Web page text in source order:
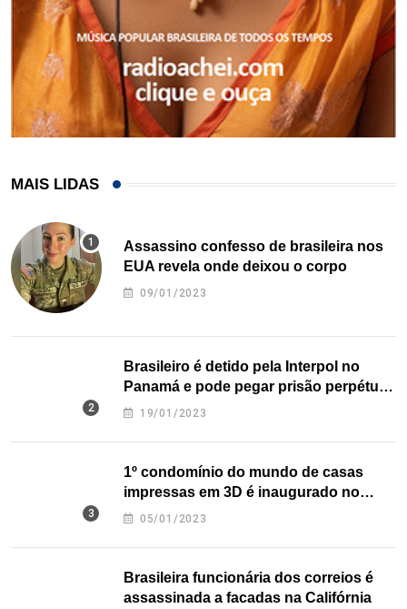
MAIS LIDAS
Assassino confesso de brasileira nos
EUA revela onde deixou o corpo
09/01/2023
Brasileiro é detido pela Interpol no
Panamá e pode pegar prisão perpétua
nos EUA
19/01/2023
1º condomínio do mundo de casas
impressas em 3D é inaugurado no
Texas
05/01/2023
Brasileira funcionária dos correios é
assassinada a facadas na Califórnia